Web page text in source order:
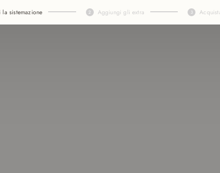
la sistemazione Aggiungi gli extra